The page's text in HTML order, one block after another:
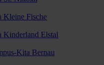
Kleine Fische
Kinderland Elstal
Kita Bernau